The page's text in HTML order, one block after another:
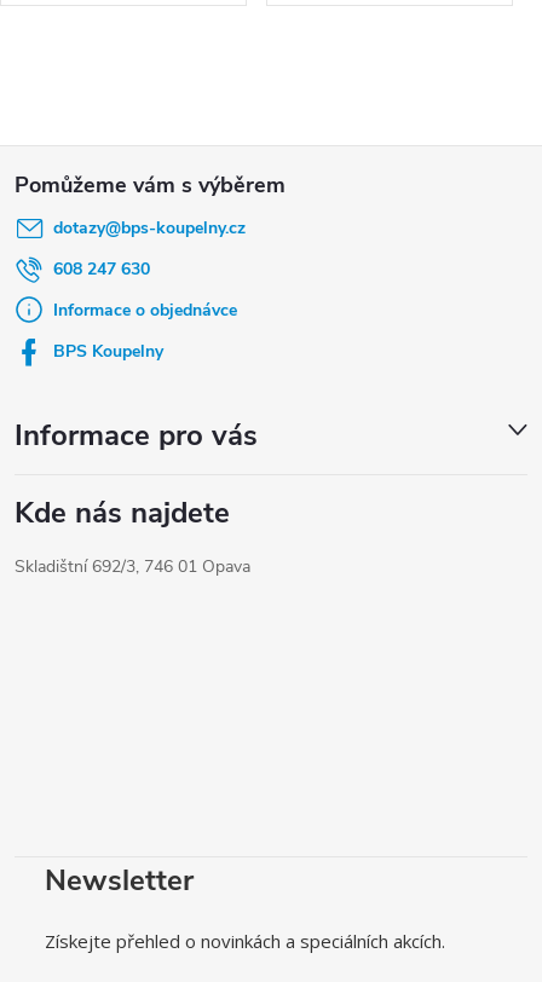
dotazy@bps-koupelny.cz
608 247 630
Informace o objednávce
BPS Koupelny
Informace pro vás
Kde nás najdete
Skladištní 692/3, 746 01 Opava
Newsletter
Získejte přehled o novinkách a speciálních akcích.